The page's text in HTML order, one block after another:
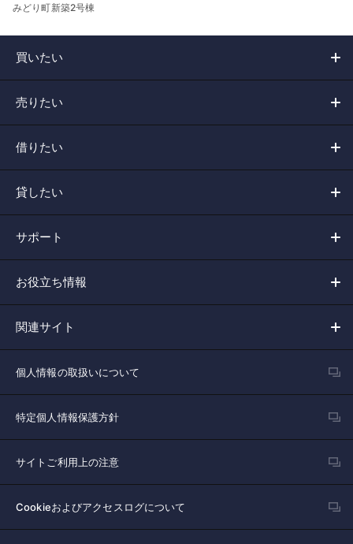
みどり町新築2号棟
買いたい
売りたい
借りたい
貸したい
サポート
お役立ち情報
関連サイト
個人情報の取扱いについて
特定個人情報保護方針
サイトご利用上の注意
Cookieおよびアクセスログについて